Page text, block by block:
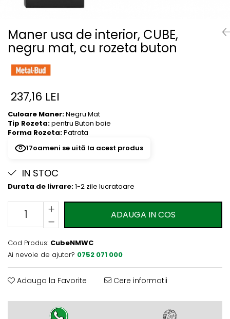
River 12 mm
Woodstock 8mm
Woodstock PRO 8mm
Woodstock XL 8mm
Finsa - Laminat
Finfloor 12mm
Finfloor XL 10mm
Style 8mm
Kaindl - Laminat
Kronotex - Laminat
Advanced 8 mm
Amazone 10 mm
Evolution 12 mm
Exquisit 8 mm
Herringbone 8 mm
Mammut 12 mm
Progress 10 mm
Maner usa de interior, CUBE,
negru mat, cu rozeta buton
237,16 LEI
Culoare Maner:Negru Mat
Tip Rozeta:pentru Buton baie
Forma Rozeta:Patrata
14oameni se uită la acest produs
IN STOC
Durata de livrare:1-2 zile lucratoare
ADAUGA IN COS
Cod Produs: CubeNMWC
Ai nevoie de ajutor? 0752 071 000
Adauga la Favorite Cere informatii